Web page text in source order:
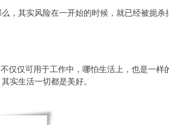
，其实风险在一开始的时候，就已经被扼杀
不仅仅可用于工作中，哪怕生活上，也是一样
实生活一切都是美好。